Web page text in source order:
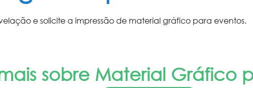
e solicite a impressão de material gráfico para eventos.
sobre Material Gráfico